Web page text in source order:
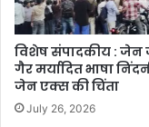
विशेष संपादकीय : जेन
गैर मर्यादित भाषा
जेन एक्स की चिंता
July 26, 2026